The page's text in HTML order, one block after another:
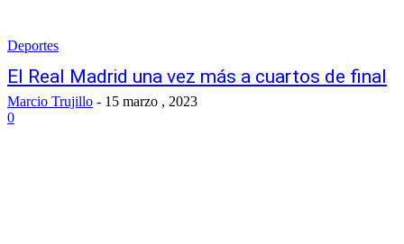
Deportes
El Real Madrid una vez más a cuartos de final
Marcio Trujillo - 15 marzo , 2023
0